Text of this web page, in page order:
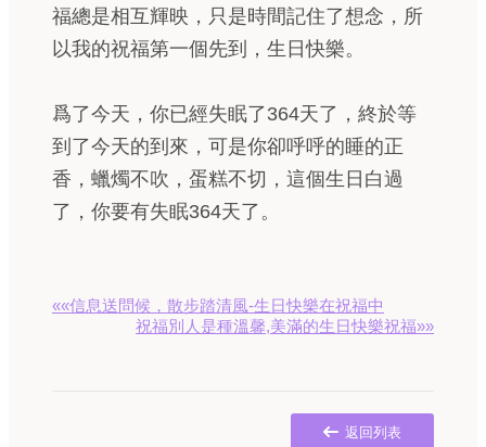
福總是相互輝映，只是時間記住了想念，所
以我的祝福第一個先到，生日快樂。
爲了今天，你已經失眠了364天了，終於等
到了今天的到來，可是你卻呼呼的睡的正
香，蠟燭不吹，蛋糕不切，這個生日白過
了，你要有失眠364天了。
««信息送問候，散步踏清風-生日快樂在祝福中
祝福別人是種溫馨,美滿的生日快樂祝福»»
返回列表